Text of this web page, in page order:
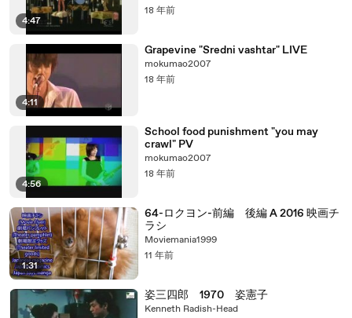
4:47
18 年前
4:11
Grapevine "Sredni vashtar" LIVE
mokumao2007
18 年前
4:56
School food punishment "you may
crawl" PV
mokumao2007
18 年前
1:31
64-ロクヨン-前編 後編 A 2016 映画チ
ラシ
Moviemania1999
11 年前
姿三四郎 1970 姿憲子
Kenneth Radish-Head